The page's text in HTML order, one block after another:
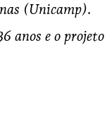
(Unicamp).
anos e o projeto